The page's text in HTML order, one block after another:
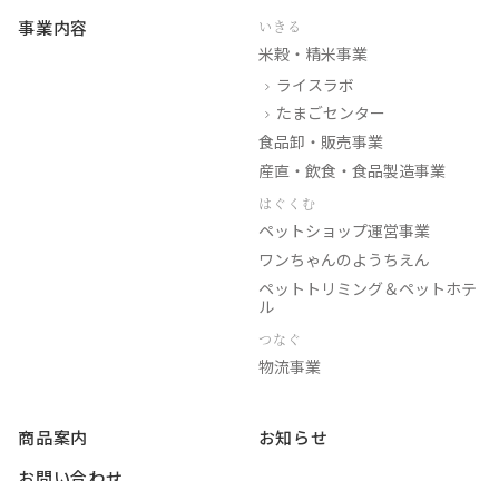
事業内容 いきる
米穀・精米事業
ライスラボ
たまごセンター
食品卸・販売事業
産直・飲食・食品製造事業
はぐくむ
ペットショップ運営事業
ワンちゃんのようちえん
ペットトリミング＆ペットホテ
ル
つなぐ
物流事業
商品案内
お知らせ